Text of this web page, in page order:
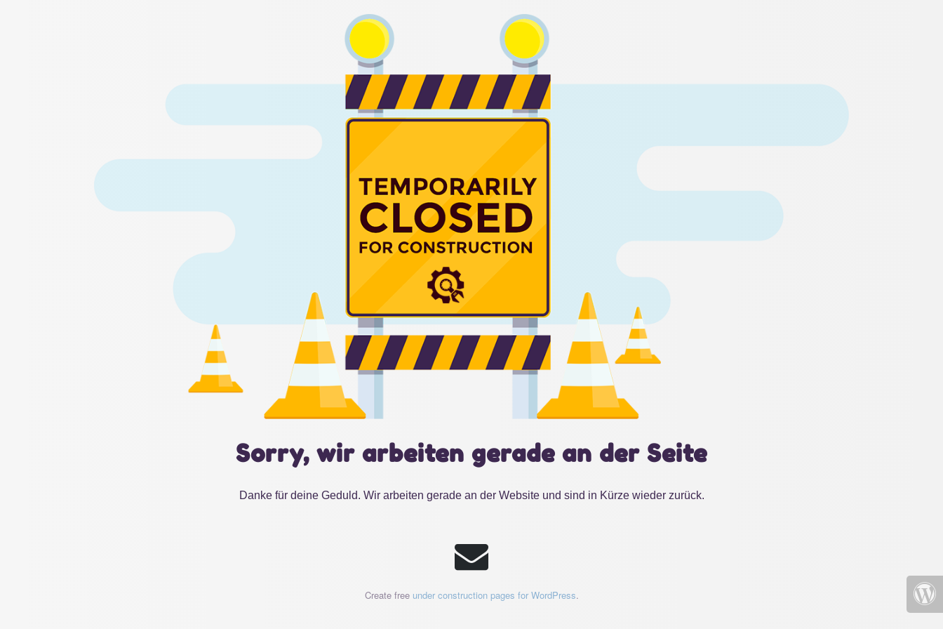
Sorry, wir arbeiten gerade an der Seite
Danke für deine Geduld. Wir arbeiten gerade an der Website und sind in Kürze wieder zurück.
Create free under construction pages for WordPress.